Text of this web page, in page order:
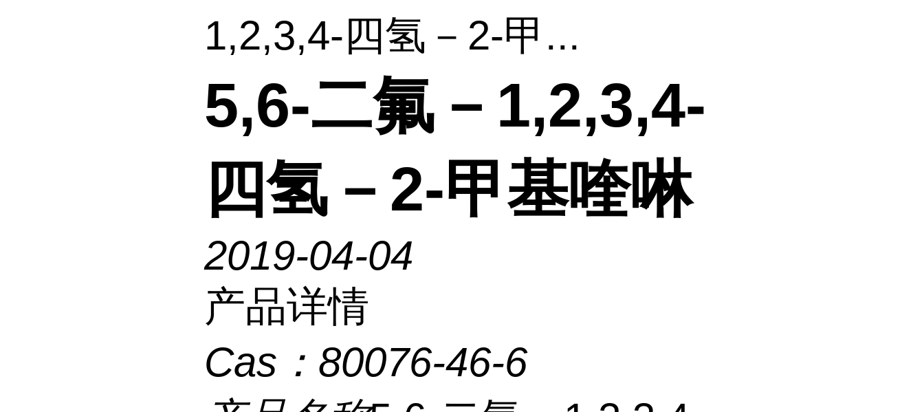
1,2,3,4-四氢－2-甲...
5,6-二氟－1,2,3,4-
四氢－2-甲基喹啉
2019-04-04
产品详情
Cas： 80076-46-6